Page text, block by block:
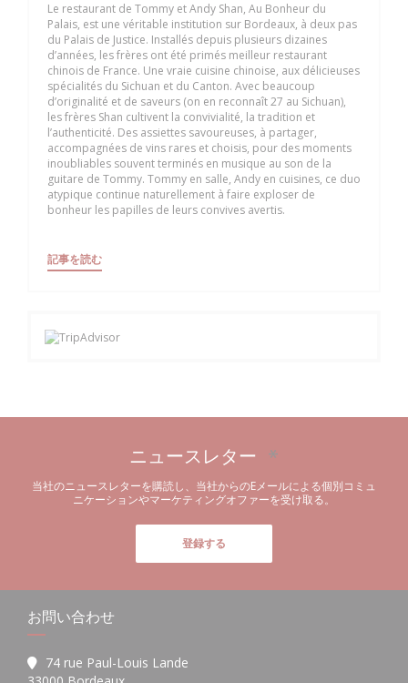
Le restaurant de Tommy et Andy Shan, Au Bonheur du
Palais, est une véritable institution sur Bordeaux, à deux pas
du Palais de Justice. Installés depuis plusieurs dizaines
d’années, les frères ont été primés meilleur restaurant
chinois de France. Une vraie cuisine chinoise, aux délicieuses
spécialités du Sichuan et du Canton. Avec beaucoup
d’originalité et de saveurs (on en reconnaît 27 au Sichuan),
les frères Shan cultivent la convivialité, la tradition et
l’authenticité. Des assiettes savoureuses, à partager,
accompagnées de vins rares et choisis, pour des moments
inoubliables souvent terminés en musique au son de la
guitare de Tommy. Tommy en salle, Andy en cuisines, ce duo
atypique continue naturellement à faire exploser de
bonheur les papilles de leurs convives avertis.
記事を読む((新しいウィンドウで開きます))
ニュースレター *
当社のニュースレターを購読し、当社からのEメールによる個別コミュ
ニケーションやマーケティングオファーを受け取る。
登録する
お問い合わせ
74 rue Paul-Louis Lande